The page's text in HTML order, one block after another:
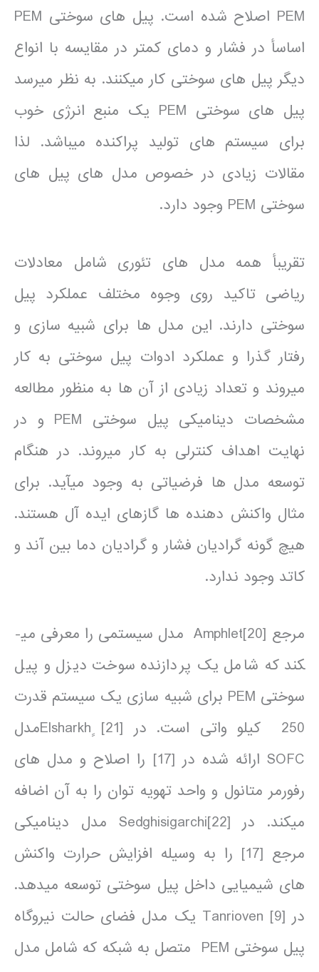
PEM اصلاح شده است. پیل های سوختی PEM
اساسأ در فشار و دمای کمتر در مقایسه با انواع
دیگر پیل های سوختی کار می­کنند. به نظر می­رسد
پیل های سوختی PEM یک منبع انرژی خوب
برای سیستم های تولید پراکنده می­باشد. لذا
مقالات زیادی در خصوص مدل های پیل های
سوختی PEM وجود دارد.
تقریبأ همه مدل های تئوری شامل معادلات
ریاضی تاکید روی وجوه مختلف عملکرد پیل
سوختی دارند. این مدل ها برای شبیه سازی و
رفتار گذرا و عملکرد ادوات پیل سوختی به کار
می­روند و تعداد زیادی از آن ها به منظور مطالعه
مشخصات دینامیکی پیل سوختی PEM و در
نهایت اهداف کنترلی به کار می­روند. در هنگام
توسعه مدل ها فرضیاتی به وجود می­آید. برای
مثال واکنش دهنده ها گازهای ایده آل هستند.
هیچ گونه گرادیان فشار و گرادیان دما بین آند و
کاتد وجود ندارد.
مرجع [20]Amphlet مدل سیستمی را معرفی می­
کند که شامل یک پردازنده سوخت دیزل و پیل
سوختی PEM برای شبیه سازی یک سیستم قدرت
250 کیلو واتی است. در [21] ٍElsharkhمدل
SOFC ارائه شده در [17] را اصلاح و مدل های
رفورمر متانول و واحد تهویه توان را به آن اضافه
می­کند. در [22]Sedghisigarchi مدل دینامیکی
مرجع [17] را به وسیله افزایش حرارت واکنش
های شیمیایی داخل پیل سوختی توسعه می­دهد.
در [9] Tanrioven یک مدل فضای حالت نیروگاه
پیل سوختی PEM متصل به شبکه که شامل مدل